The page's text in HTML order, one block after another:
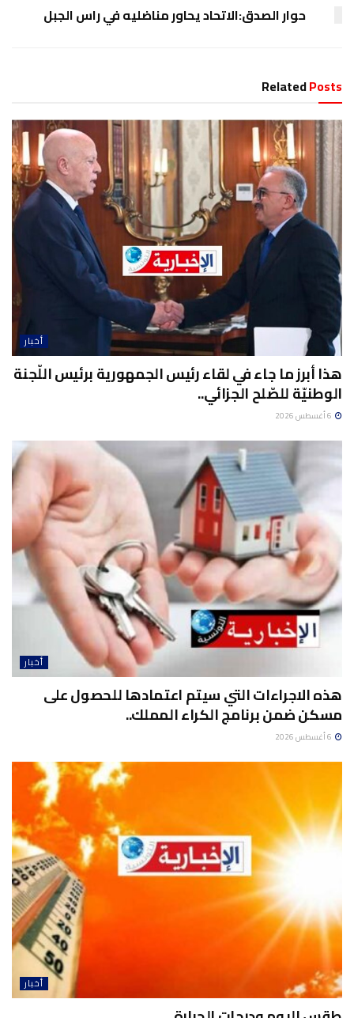
حوار الصدق:الاتحاد يحاور مناضليه في راس الجبل
RelatedPosts
أخبار
هذا أبرز ما جاء في لقاء رئيس الجمهورية برئيس اللّجنة
الوطنيّة للصّلح الجزائي..
أخبار
هذه الاجراءات التي سيتم اعتمادها للحصول على
مسكن ضمن برنامج الكراء المملك..
أخبار